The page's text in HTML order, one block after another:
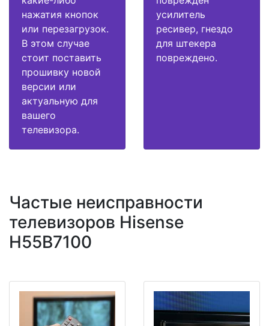
нажатия кнопок
или перезагрузок.
В этом случае
стоит поставить
прошивку новой
версии или
актуальную для
вашего
телевизора.
усилитель
ресивер, гнездо
для штекера
повреждено.
Частые неисправности
телевизоров Hisense
H55B7100